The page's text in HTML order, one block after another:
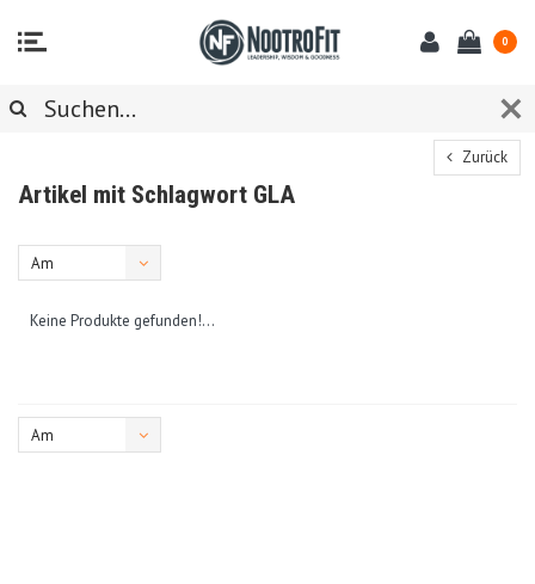
0
Zurück
Artikel mit Schlagwort GLA
Am
Keine Produkte gefunden!...
Am